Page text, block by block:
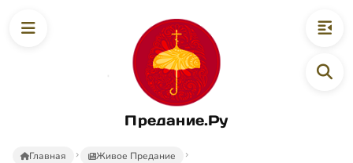
Предание.Ру
Главная
Живое Предание